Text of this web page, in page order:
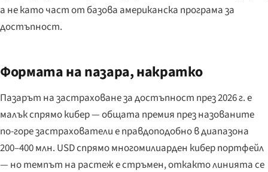
а не като част от базова американска програма за
достъпност.
Формата на пазара, накратко
Пазарът на застраховане за достъпност през 2026 г. е
малък спрямо кибер — общата премия през назованите
по-горе застрахователи е правдоподобно в диапазона
200–400 млн. USD спрямо многомилиарден кибер портфейл
— но темпът на растеж е стръмен, откакто линията се